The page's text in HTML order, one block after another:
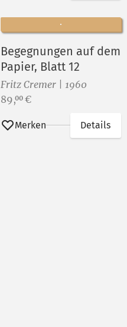
Begegnungen auf dem
Papier, Blatt 12
Fritz Cremer | 1960
Preis:
89,00 €
Merken Details